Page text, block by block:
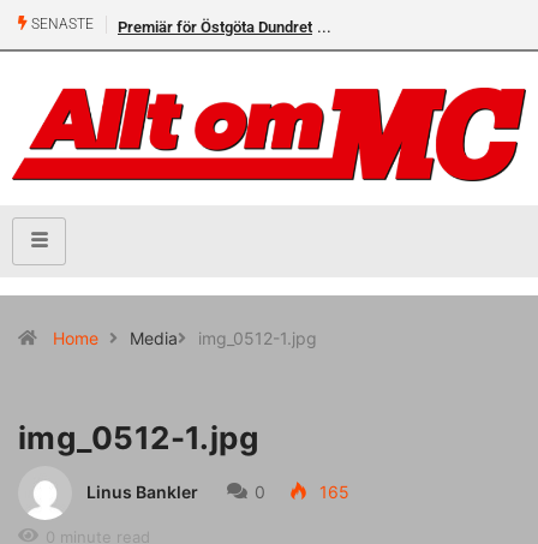
SENASTE Premiär för Östgöta Dundret
Home Media img_0512-1.jpg
img_0512-1.jpg
Linus Bankler 0 165
0 minute read